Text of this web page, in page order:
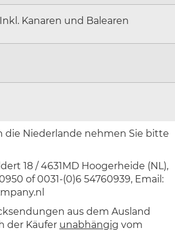
Inkl. Kanaren und Balearen
die Niederlande nehmen Sie bitte
18 / 4631MD Hoogerheide (NL),
of 0031-(0)6 54760939, Email:
aus dem Ausland
der Käufer unabhängig vom